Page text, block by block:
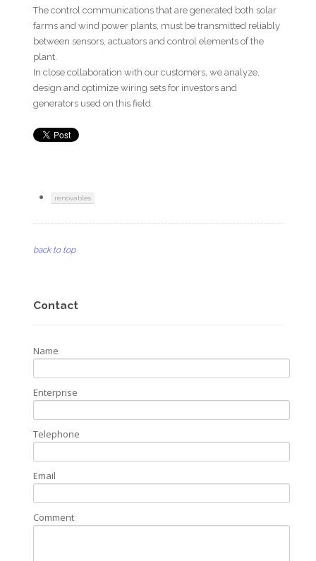
The control communications that are generated both solar
farms and wind power plants, must be transmitted reliably
between sensors, actuators and control elements of the
plant.
In close collaboration with our customers, we analyze,
design and optimize wiring sets for investors and
generators used on this field.
renovables
back to top
Contact
Name
Enterprise
Telephone
Email
Comment